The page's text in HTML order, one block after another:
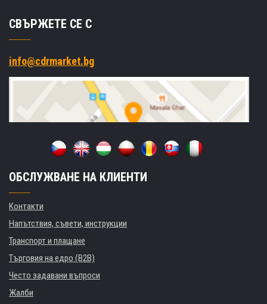
СВЪРЖЕТЕ СЕ С
info@cdrmarket.bg
ОБСЛУЖВАНЕ НА КЛИЕНТИ
Контакти
Напътствия, съвети, инструкции
Транспорт и плащане
Търговия на едро (B2B)
Често задавани въпроси
Жалби